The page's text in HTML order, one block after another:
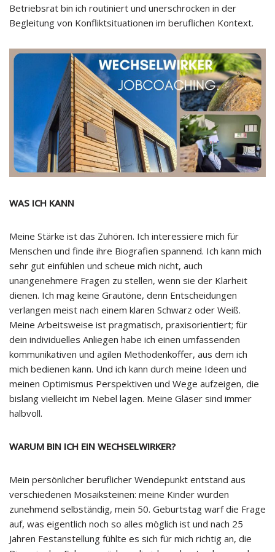
Betriebsrat bin ich routiniert und unerschrocken in der
Begleitung von Konfliktsituationen im beruflichen Kontext.
WAS ICH KANN
Meine Stärke ist das Zuhören. Ich interessiere mich für
Menschen und finde ihre Biografien spannend. Ich kann mich
sehr gut einfühlen und scheue mich nicht, auch
unangenehmere Fragen zu stellen, wenn sie der Klarheit
dienen. Ich mag keine Grautöne, denn Entscheidungen
verlangen meist nach einem klaren Schwarz oder Weiß.
Meine Arbeitsweise ist pragmatisch, praxisorientiert; für
dein individuelles Anliegen habe ich einen umfassenden
kommunikativen und agilen Methodenkoffer, aus dem ich
mich bedienen kann. Und ich kann durch meine Ideen und
meinen Optimismus Perspektiven und Wege aufzeigen, die
bislang vielleicht im Nebel lagen. Meine Gläser sind immer
halbvoll.
WARUM BIN ICH EIN WECHSELWIRKER?
Mein persönlicher beruflicher Wendepunkt entstand aus
verschiedenen Mosaiksteinen: meine Kinder wurden
zunehmend selbständig, mein 50. Geburtstag warf die Frage
auf, was eigentlich noch so alles möglich ist und nach 25
Jahren Festanstellung fühlte es sich für mich richtig an, die